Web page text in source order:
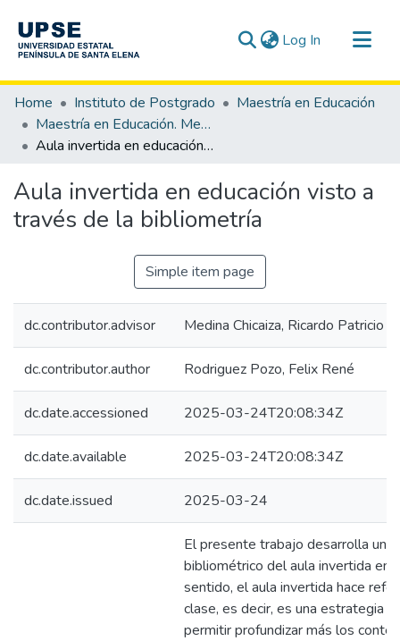
Log In (current)
Communities & Collections
All of DSpace
Statistics
Home Instituto de Postgrado
Maestría en Educación
Maestría en Educación. Mención Tecnología e Innovación Educativa
Aula invertida en educación visto a través de la bibliometría
Aula invertida en educación visto a
través de la bibliometría
Simple item page
dc.contributor.advisor Medina Chicaiza, Ricardo Patricio
dc.contributor.author Rodriguez Pozo, Felix René
dc.date.accessioned 2025-03-24T20:08:34Z
dc.date.available 2025-03-24T20:08:34Z
dc.date.issued 2025-03-24
El presente trabajo desarrolla un
bibliométrico del aula invertida en
sentido, el aula invertida hace
clase, es decir, es una estrategia
permitir profundizar más los